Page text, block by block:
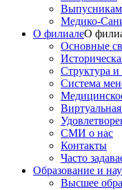
Выпусникам
Медико-
О филиалеО
Основные
Структура и
Система
СМИ о нас
Контакты
Часто
Образование и
Высшее